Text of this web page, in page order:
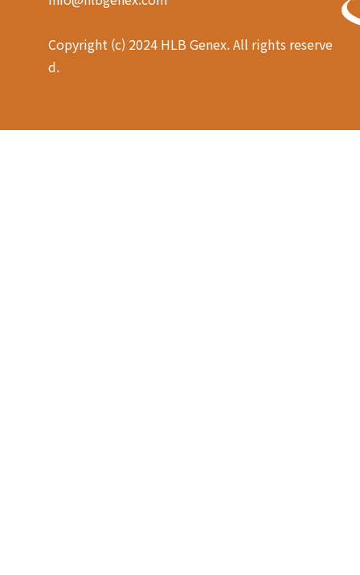
Copyright (c) 2024 HLB Genex. All rights reserve
d.